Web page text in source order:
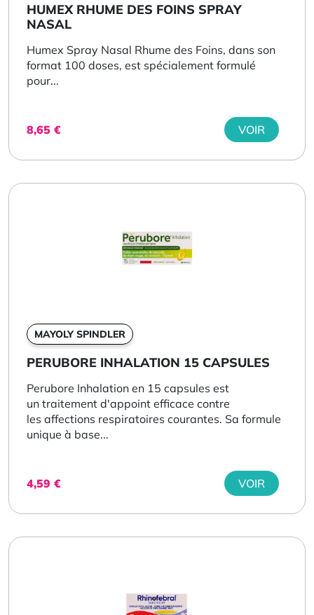
HUMEX RHUME DES FOINS SPRAY
NASAL
Humex Spray Nasal Rhume des Foins, dans son
format 100 doses, est spécialement formulé
pour...
8,65 € VOIR
MAYOLY SPINDLER
PERUBORE INHALATION 15 CAPSULES
Perubore Inhalation en 15 capsules est
un traitement d'appoint efficace contre
les affections respiratoires courantes. Sa formule
unique à base...
4,59 € VOIR